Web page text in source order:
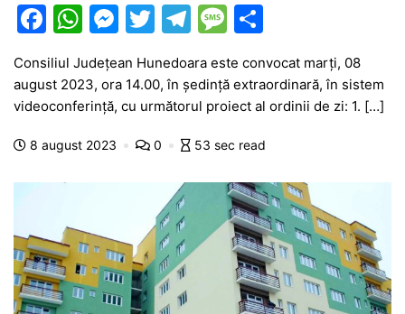
F
a
c
e
b
o
o
W
at
s
A
M
s
s
e
T
itt
er
T
e
gr
a
M
s
s
a
e
ta
je
a
ă
Consiliul Județean Hunedoara este convocat marți, 08
august 2023, ora 14.00, în ședință extraordinară, în sistem
videoconferință, cu următorul proiect al ordinii de zi: 1. […]
8 august 2023 0 53 sec read